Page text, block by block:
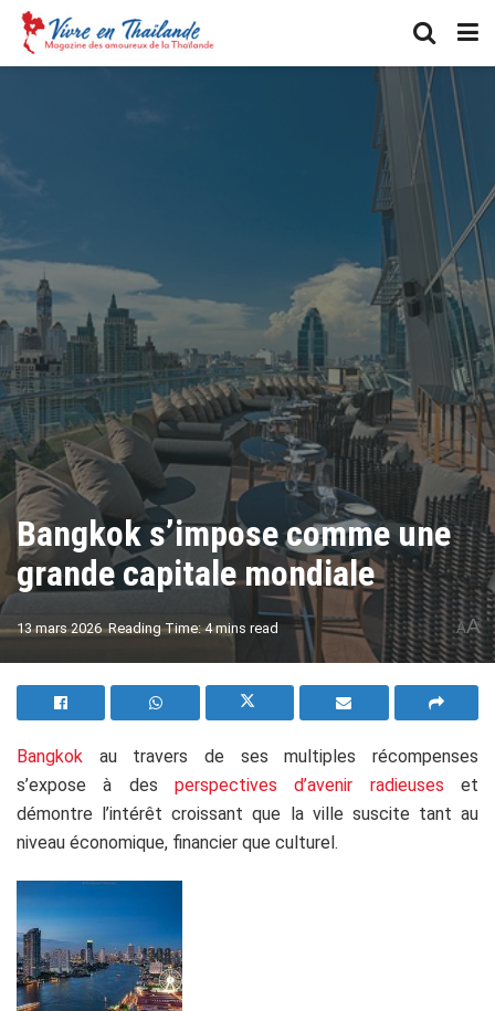
Bangkok s’impose comme une
grande capitale mondiale
13 mars 2026 Reading Time: 4 mins read AA
Bangkok au travers de ses multiples récompenses
s’expose à des perspectives d’avenir radieuses et
démontre l’intérêt croissant que la ville suscite tant au
niveau économique, financier que culturel.